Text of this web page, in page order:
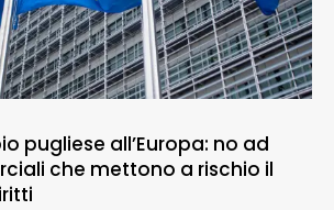
pugliese all’Europa: no ad
che mettono a rischio il